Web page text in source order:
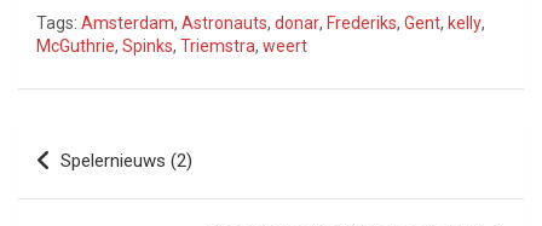
Tags: Amsterdam, Astronauts, donar, Frederiks, Gent, kelly,
McGuthrie, Spinks, Triemstra, weert
Bericht
navigatie
Spelernieuws (2)